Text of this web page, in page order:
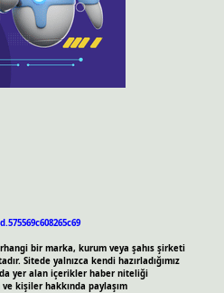
bir marka, kurum veya şahıs şirketi
Sitede yalnızca kendi hazırladığımız
yer alan içerikler haber niteliği
kişiler hakkında paylaşım